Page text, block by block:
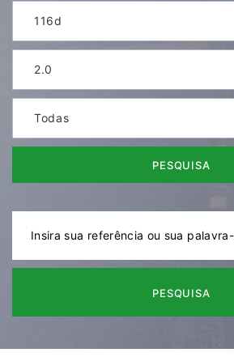
116d
2.0
Todas
PESQUISA
PESQUISA